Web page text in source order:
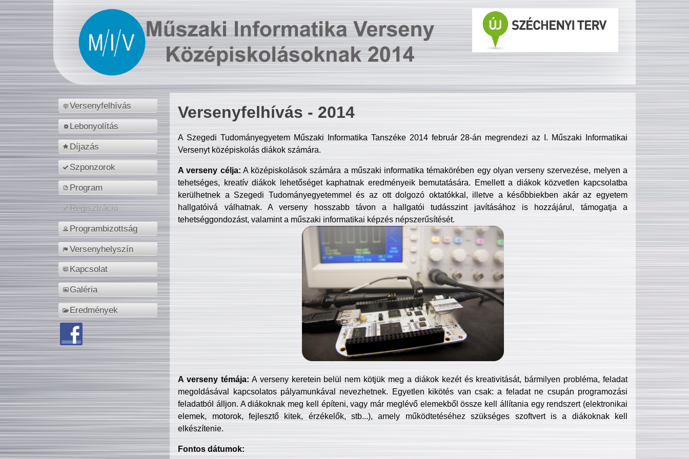
Versenyfelhívás
Lebonyolítás
Díjazás
Szponzorok
Program
Regisztráció
Programbizottság
Versenyhelyszín
Kapcsolat
Galéria
Eredmények
Versenyfelhívás - 2014
A Szegedi Tudományegyetem Műszaki Informatika Tanszéke 2014 február 28-án megrendezi az I. Műszaki Informatikai
Versenyt középiskolás diákok számára.
A verseny célja: A középiskolások számára a műszaki informatika témakörében egy olyan verseny szervezése, melyen a
tehetséges, kreatív diákok lehetőséget kaphatnak eredményeik bemutatására. Emellett a diákok közvetlen kapcsolatba
kerülhetnek a Szegedi Tudományegyetemmel és az ott dolgozó oktatókkal, illetve a későbbiekben akár az egyetem
hallgatóivá válhatnak. A verseny hosszabb távon a hallgatói tudásszint javításához is hozzájárul, támogatja a
tehetséggondozást, valamint a műszaki informatikai képzés népszerűsítését.
A verseny témája: A verseny keretein belül nem kötjük meg a diákok kezét és kreativitását, bármilyen probléma, feladat
megoldásával kapcsolatos pályamunkával nevezhetnek. Egyetlen kikötés van csak: a feladat ne csupán programozási
feladatból álljon. A diákoknak meg kell építeni, vagy már meglévő elemekből össze kell állítania egy rendszert (elektronikai
elemek, motorok, fejlesztő kitek, érzékelők, stb...), amely működtetéséhez szükséges szoftvert is a diákoknak kell
elkészítenie.
Fontos dátumok: